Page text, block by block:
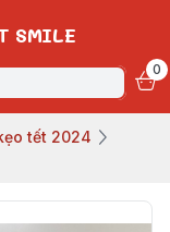
SMILE
0
tết 2024